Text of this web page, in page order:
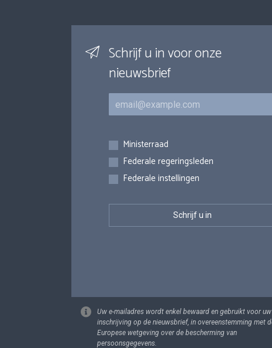
Schrijf u in voor onze
nieuwsbrief
E-mail
Inschrijvingen
Ministerraad
Federale regeringsleden
Federale instellingen
Uw e-mailadres wordt enkel bewaard en gebruikt voor uw
inschrijving op de nieuwsbrief, in overeenstemming met
Europese wetgeving over de bescherming van
persoonsgegevens.